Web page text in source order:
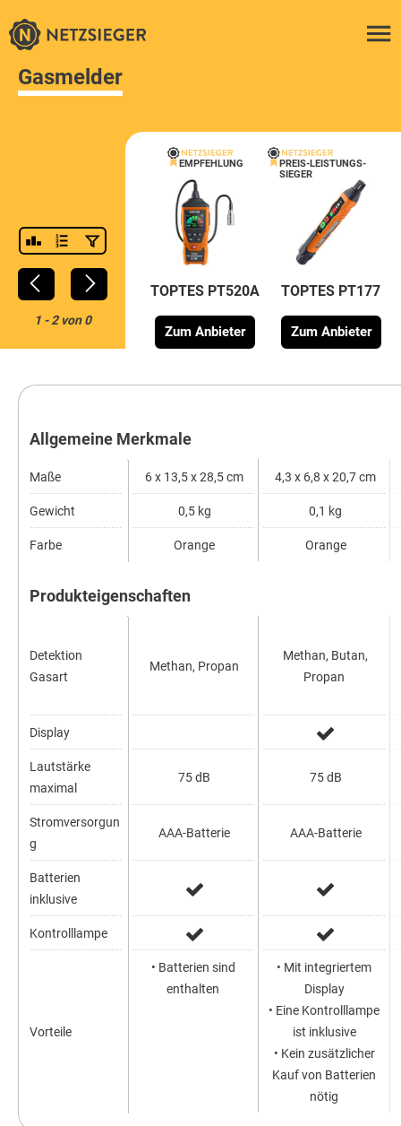
Gasmelder
1-2von0
EMPFEHLUNG
TOPTES PT520A
Zum Anbieter
PREIS-LEISTUNGS-
SIEGER
TOPTES PT177
Zum Anbieter
Allgemeine Merkmale
Maße
Gewicht
Farbe
Produkteigenschaften
Detektion
Gasart
Display
Lautstärke
maximal
Stromversorgun
g
Batterien
inklusive
Kontrolllampe
Vorteile
6 x 13,5 x 28,5 cm
0,5 kg
Orange
Methan, Propan
75 dB
AAA-Batterie
• Batterien sind
enthalten
4,3 x 6,8 x 20,7 cm
0,1 kg
Orange
Methan, Butan,
Propan
75 dB
AAA-Batterie
• Mit integriertem
Display
• Eine Kontrolllampe
ist inklusive
• Kein zusätzlicher
Kauf von Batterien
nötig